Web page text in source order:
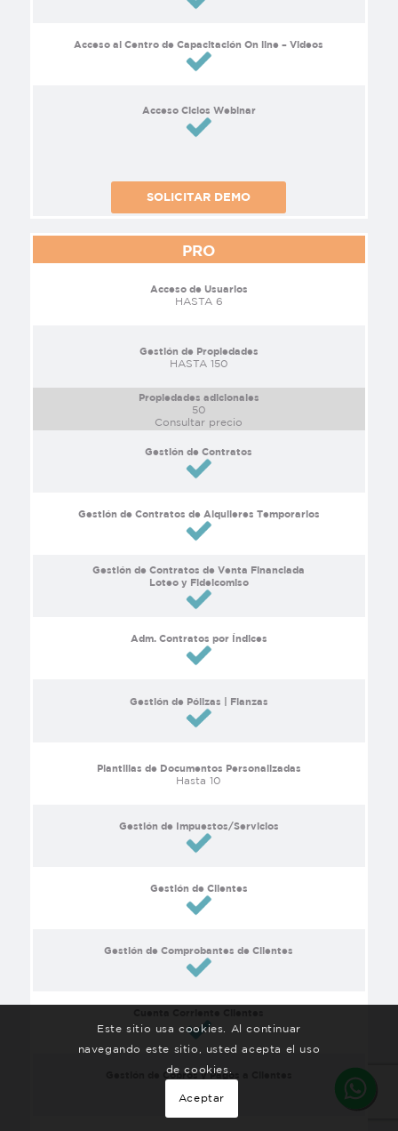
Acceso al Centro de Capacitación On line – Videos
Acceso Ciclos Webinar
SOLICITAR DEMO
PRO
Acceso de Usuarios
HASTA 6
Gestión de Propiedades
HASTA 150
Propiedades adicionales
50
Consultar precio
Gestión de Contratos
Gestión de Contratos de Alquileres Temporarios
Gestión de Contratos de Venta Financiada
Loteo y Fideicomiso
Adm. Contratos por Índices
Gestión de Pólizas | Fianzas
Plantillas de Documentos Personalizadas
Hasta 10
Gestión de Impuestos/Servicios
Gestión de Clientes
Gestión de Comprobantes de Clientes
Gestión de Cobros y Pagos a Clientes
Este sitio usa cookies. Al continuar
navegando este sitio, usted acepta el uso
de cookies.
Aceptar